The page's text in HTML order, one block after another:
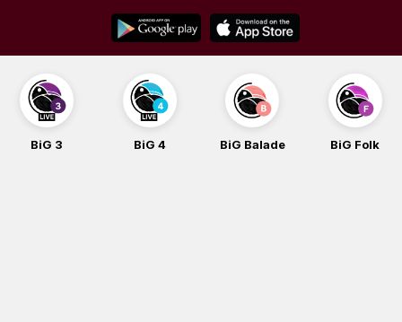
content
BiG 3 BiG 4 BiG Balade BiG Folk